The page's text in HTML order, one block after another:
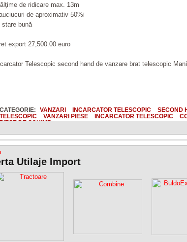
de ridicare max. 13m
de aproximativ 50%i
stare bună
export 27,500.00 euro
Telescopic second hand de vanzare brat telescopic
CATEGORIE: VANZARI INCARCATOR TELESCOPIC SECOND
TELESCOPIC
VANZARI PIESE INCARCATOR TELESCOPIC
PIESE DE SCHIMB
Utilaje Import